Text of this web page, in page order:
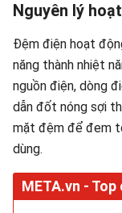
Nguyên lý
Đệm điện hoạt
năng thành nhiệt
nguồn điện, dòng
dẫn đốt nóng sợi
mặt đệm để đem
dùng.